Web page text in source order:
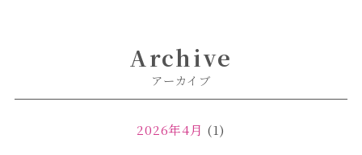
Archive
アーカイブ
2026年4月 (1)